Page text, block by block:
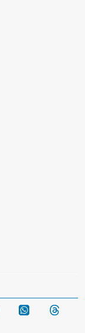
Telegram WhatsApp